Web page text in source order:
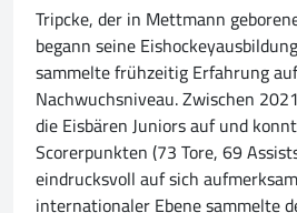
Tripcke, der in Mettmann
begann seine
sammelte frühzeitig Erfahrung
Nachwuchsniveau. Zwischen
die Eisbären Juniors auf und
Scorerpunkten (73 Tore, 69
eindrucksvoll auf sich
internationaler Ebene sammelte